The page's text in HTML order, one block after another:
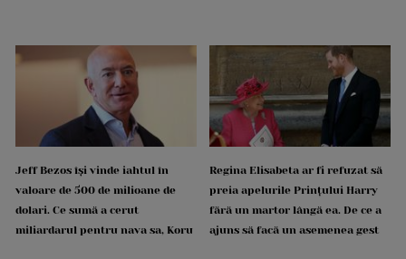
Jeff Bezos își vinde iahtul în
valoare de 500 de milioane de
dolari. Ce sumă a cerut
miliardarul pentru nava sa, Koru
Regina Elisabeta ar fi refuzat să
preia apelurile Prințului Harry
fără un martor lângă ea. De ce a
ajuns să facă un asemenea gest